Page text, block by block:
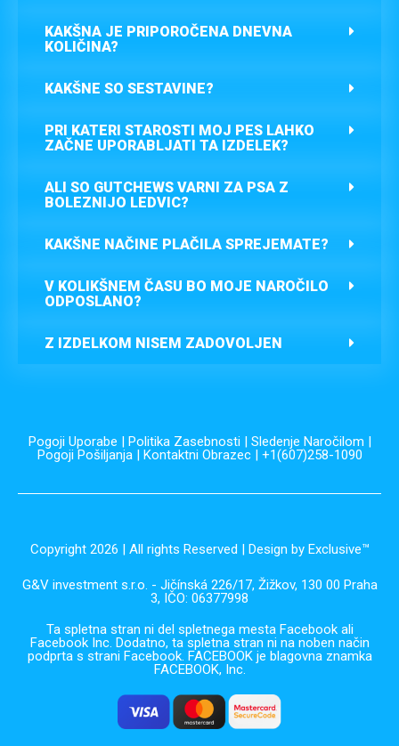
KAKŠNA JE PRIPOROČENA DNEVNA
KOLIČINA?
KAKŠNE SO SESTAVINE?
PRI KATERI STAROSTI MOJ PES LAHKO
ZAČNE UPORABLJATI TA IZDELEK?
ALI SO GUTCHEWS VARNI ZA PSA Z
BOLEZNIJO LEDVIC?
KAKŠNE NAČINE PLAČILA SPREJEMATE?
V KOLIKŠNEM ČASU BO MOJE NAROČILO
ODPOSLANO?
Z IZDELKOM NISEM ZADOVOLJEN
Pogoji Uporabe | Politika Zasebnosti | Sledenje Naročilom |
Pogoji Pošiljanja| Kontaktni Obrazec| +1(607)258-1090
Copyright 2026 | All rights Reserved | Design by Exclusive™️
G&V investment s.r.o. - Jičínská 226/17, Žižkov, 130 00 Praha
3, IČO: 06377998
Ta spletna stran ni del spletnega mesta Facebook ali
Facebook Inc. Dodatno, ta spletna stran ni na noben način
podprta s strani Facebook. FACEBOOK je blagovna znamka
FACEBOOK, Inc.